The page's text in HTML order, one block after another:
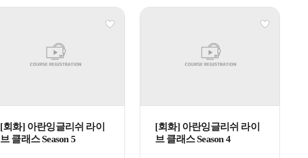
[회화] 아란잉글리쉬 라이
브 클래스 Season 5
[회화] 아란잉글리쉬 라이
브 클래스 Season 4